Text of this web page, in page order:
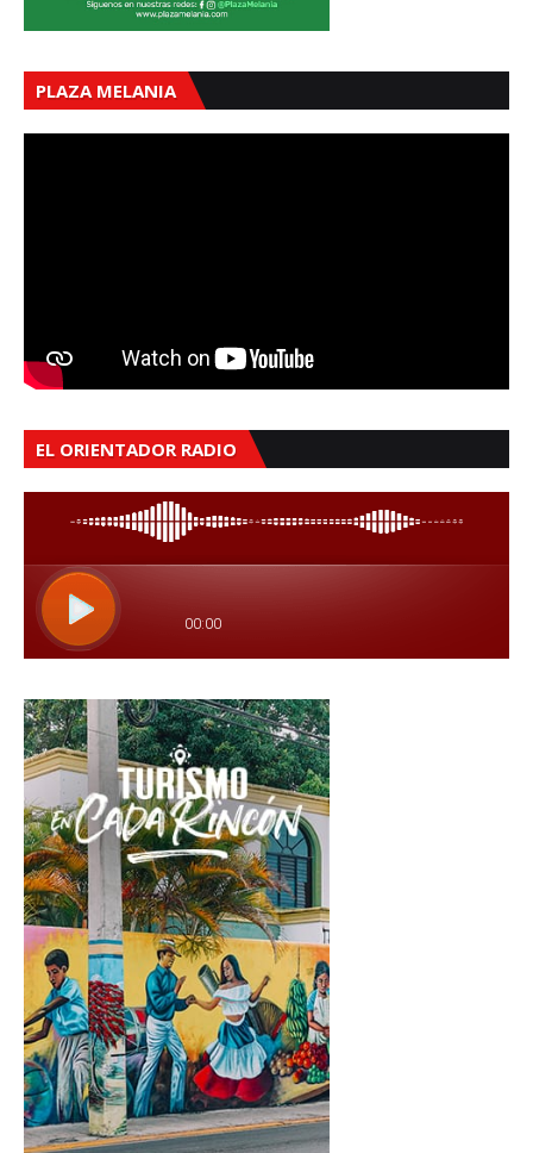
PLAZA MELANIA
EL ORIENTADOR RADIO